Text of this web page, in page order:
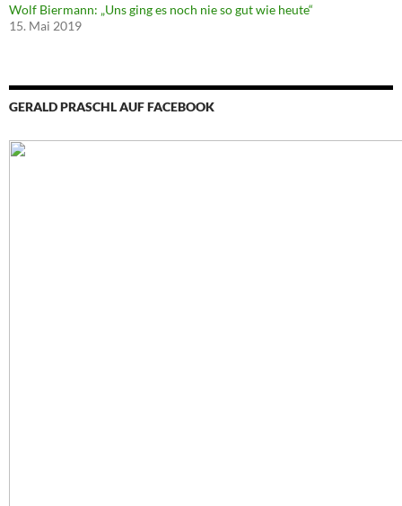
Wolf Biermann: „Uns ging es noch nie so gut wie heute“
15. Mai 2019
GERALD PRASCHL AUF FACEBOOK